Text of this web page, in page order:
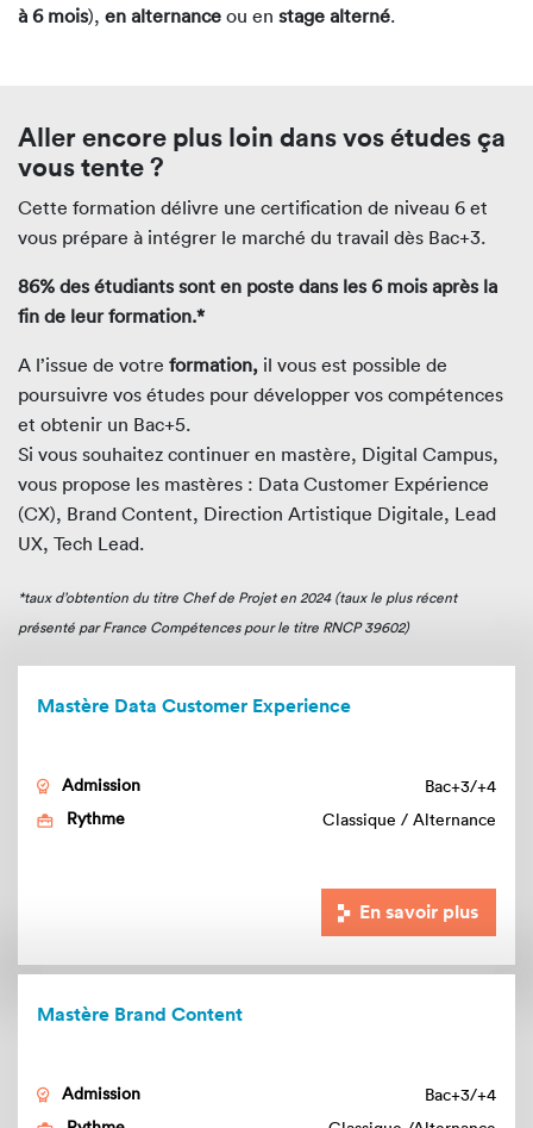
à 6 mois), en alternance ou en stage alterné.
Aller encore plus loin dans vos études ça
vous tente ?
Cette formation délivre une certification de niveau 6 et
vous prépare à intégrer le marché du travail dès Bac+3.
86% des étudiants sont en poste dans les 6 mois après la
fin de leur formation.*
A l’issue de votre formation, il vous est possible de
poursuivre vos études pour développer vos compétences
et obtenir un Bac+5.
Si vous souhaitez continuer en mastère, Digital Campus,
vous propose les mastères : Data Customer Expérience
(CX), Brand Content, Direction Artistique Digitale, Lead
UX, Tech Lead.
*taux d’obtention du titre Chef de Projet en 2024 (taux le plus récent
présenté par France Compétences pour le titre RNCP 39602)
Mastère Data Customer Experience
Admission
Bac+3/+4
Rythme
Classique / Alternance
En savoir plus
Mastère Brand Content
Admission
Bac+3/+4